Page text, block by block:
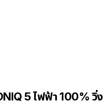
5 ไฟฟ้า 100% วิ่ง